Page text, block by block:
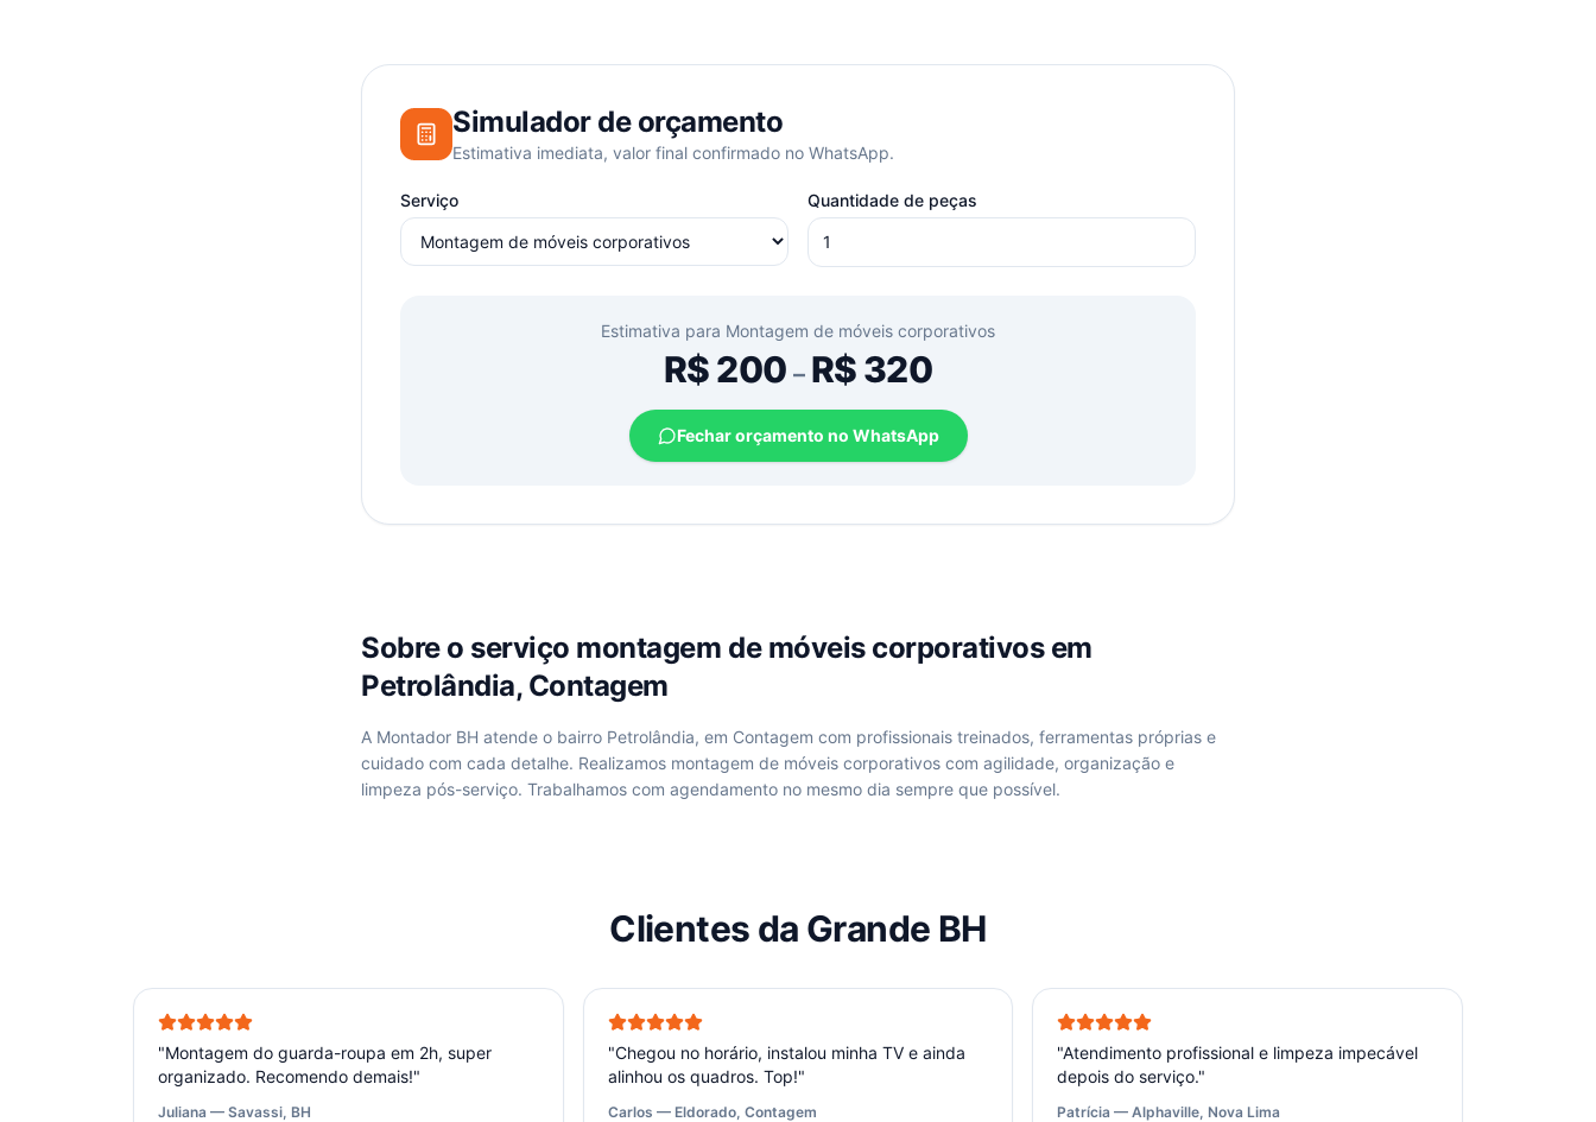
Simulador de orçamento
Estimativa imediata, valor final confirmado no WhatsApp.
Serviço Quantidade de peças
Estimativa para Montagem de móveis corporativos
R$200 –R$320
Fechar orçamento no WhatsApp
Sobre o serviço montagem de móveis corporativosem
Petrolândia, Contagem
A Montador BH atende o bairro Petrolândia, em Contagem com profissionais treinados, ferramentas próprias e
cuidado com cada detalhe. Realizamos montagem de móveis corporativos com agilidade, organização e
limpeza pós-serviço. Trabalhamos com agendamento no mesmo dia sempre que possível.
Clientes da Grande BH
"Montagem do guarda-roupa em 2h, super
organizado. Recomendo demais!"
Juliana — Savassi, BH
"Chegou no horário, instalou minha TV e ainda
alinhou os quadros. Top!"
Carlos — Eldorado, Contagem
"Atendimento profissional e limpeza impecável
depois do serviço."
Patrícia — Alphaville, Nova Lima